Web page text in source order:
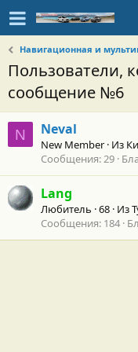
Навигационная и
Пользователи,
сообщение №6
N Neval
New Member · Из
Сообщения 29
Lang
Любитель ·68 · Из
Сообщения 184